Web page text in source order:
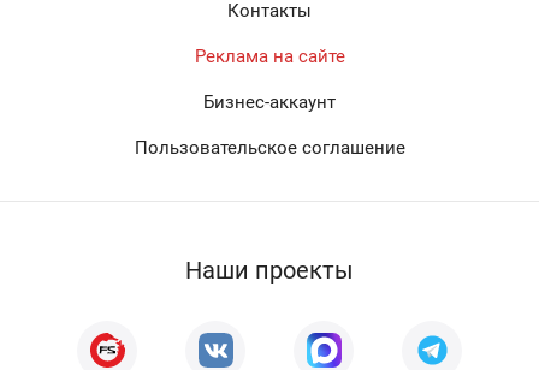
Контакты
Реклама на сайте
Бизнес-аккаунт
Пользовательское соглашение
Наши проекты